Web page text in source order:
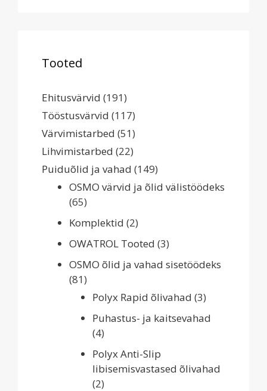
Tooted
Ehitusvärvid (191)
Tööstusvärvid (117)
Värvimistarbed (51)
Lihvimistarbed (22)
Puiduõlid ja vahad (149)
OSMO värvid ja õlid välistöödeks
(65)
Komplektid (2)
OWATROL Tooted (3)
OSMO õlid ja vahad sisetöödeks
(81)
Polyx Rapid õlivahad (3)
Puhastus- ja kaitsevahad
(4)
Polyx Anti-Slip
libisemisvastased õlivahad
(2)